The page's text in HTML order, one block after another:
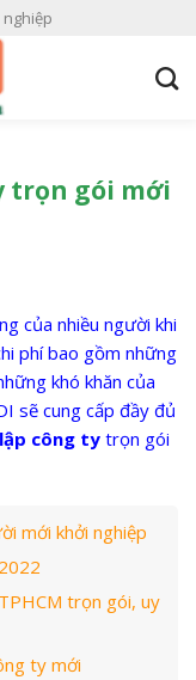
trọn gói mới
của nhiều người khi
phí bao gồm những
khó khăn của
sẽ cung cấp đầy đủ
công tytrọn gói
mới khởi nghiệp
trọn gói, uy
ty mới